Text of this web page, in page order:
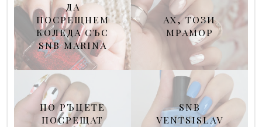
ДА
ПОСРЕЩНЕМ
КОЛЕДА СЪС
SNB MARINA
АХ, ТОЗИ
МРАМОР
ПО РЪЦЕТЕ
ПОСРЕЩАТ
SNB
VENTSISLAV